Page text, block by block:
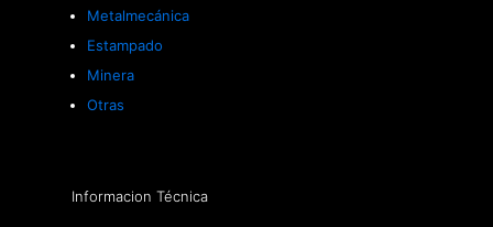
Metalmecánica
Estampado
Minera
Otras
Informacion Técnica